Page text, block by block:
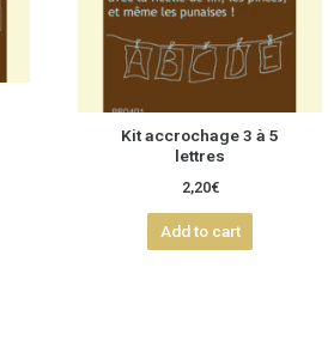
Kit accrochage 3 à 5
lettres
2,20€
Add to cart